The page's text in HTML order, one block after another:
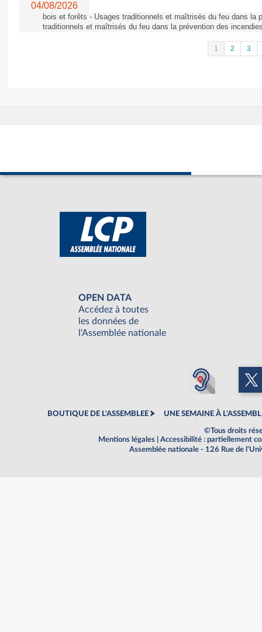
04/08/2026
bois et forêts - Usages traditionnels et maîtrisés du feu dans la
traditionnels et maîtrisés du feu dans la prévention des
1 2 3
OPEN DATA
Accédez à toutes
les données de
l'Assemblée nationale
BOUTIQUE DE L'ASSEMBLEE UNE SEMAINE À
©Tous droits
Mentions légales
Accessibilité : partiellement
Assemblée nationale - 126 Rue de